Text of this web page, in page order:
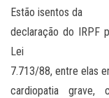
Estão isentos da
declaração do IRPF
Lei
7.713/88, entre elas
cardiopatia grave,